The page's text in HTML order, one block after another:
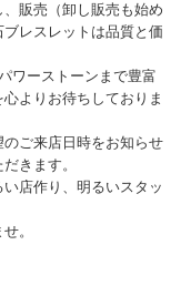
販売（卸し販売も始め
レスレットは品質と価
ワーストーンまで豊富
よりお待ちしておりま
ご来店日時をお知らせ
きます。
店作り、明るいスタッ
。